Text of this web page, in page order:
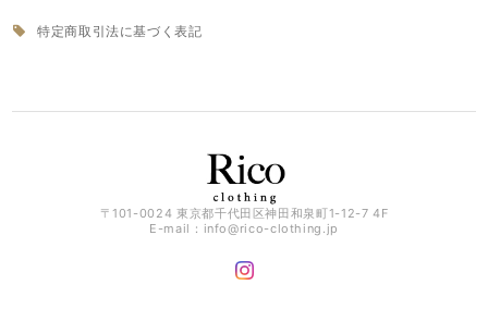
特定商取引法に基づく表記
〒101-0024 東京都千代田区神田和泉町1-12-7 4F
E-mail： info@rico-clothing.jp